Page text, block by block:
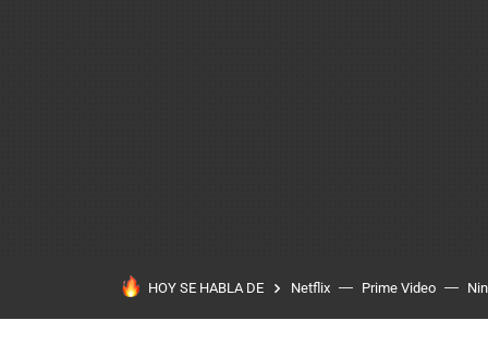
HOY SE HABLA DE Netflix Prime Video